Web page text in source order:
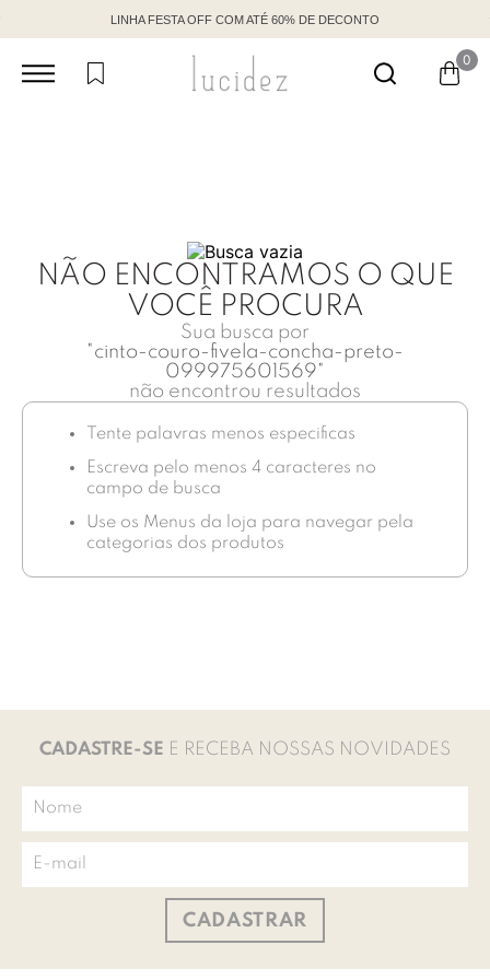
LINHA FESTA OFF COM ATÉ 60% DE DECONTO
0
NÃO ENCONTRAMOS O QUE
VOCÊ PROCURA
Sua busca por
"cinto-couro-fivela-concha-preto-
099975601569"
não encontrou resultados
Tente palavras menos especificas
Escreva pelo menos 4 caracteres no
campo de busca
Use os Menus da loja para navegar pela
categorias dos produtos
CADASTRE-SE E RECEBA NOSSAS NOVIDADES
CADASTRAR